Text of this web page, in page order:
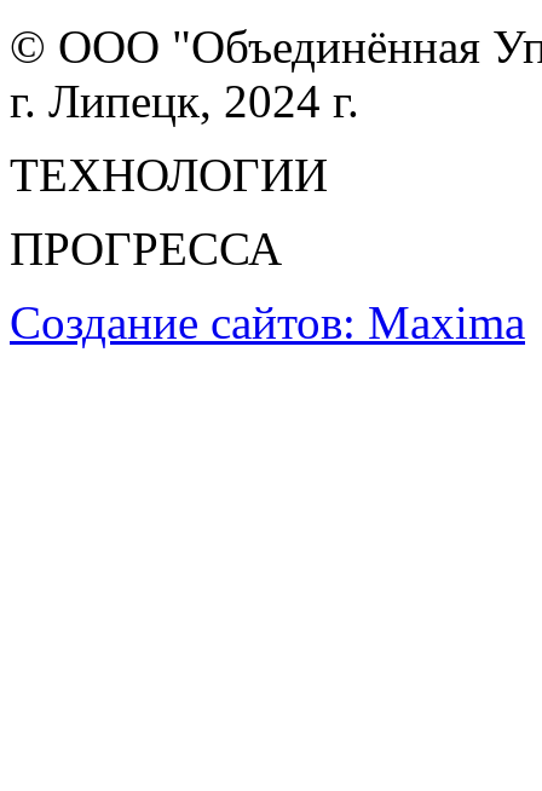
© ООО "Объединённая
г. Липецк, 2024 г.
ТЕХНОЛОГИИ
ПРОГРЕССА
Создание сайтов: Maxima